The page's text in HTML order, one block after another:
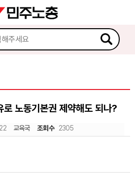
노동기본권 제약해도 되나?
교육국 조회수 2305
스케치북5
스케치북5